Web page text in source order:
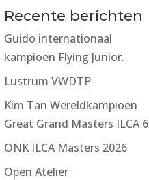
Recente berichten
Guido internationaal
kampioen Flying Junior.
Lustrum VWDTP
Kim Tan Wereldkampioen
Great Grand Masters ILCA 6
ONK ILCA Masters 2026
Open Atelier